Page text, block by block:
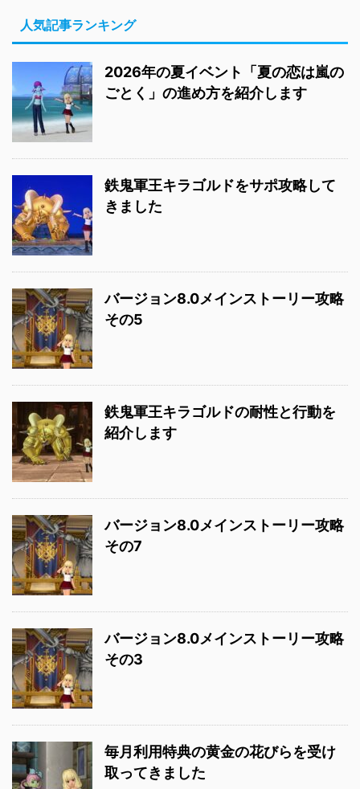
人気記事ランキング
2026年の夏イベント「夏の恋は嵐の
ごとく」の進め方を紹介します
鉄鬼軍王キラゴルドをサポ攻略して
きました
バージョン8.0メインストーリー攻略
その5
鉄鬼軍王キラゴルドの耐性と行動を
紹介します
バージョン8.0メインストーリー攻略
その7
バージョン8.0メインストーリー攻略
その3
毎月利用特典の黄金の花びらを受け
取ってきました